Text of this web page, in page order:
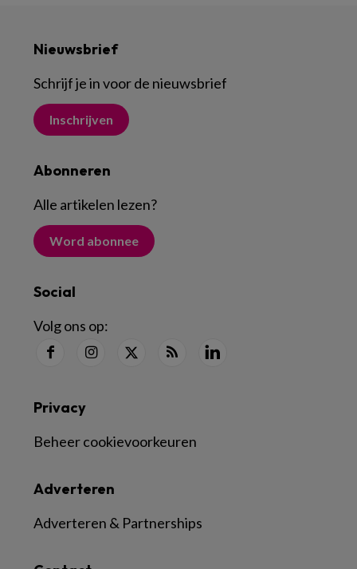
Nieuwsbrief
Schrijf je in voor de nieuwsbrief
Inschrijven
Abonneren
Alle artikelen lezen?
Word abonnee
Social
Volg ons op:
Adverteren
Adverteren & Partnerships
Privacy
Beheer cookievoorkeuren